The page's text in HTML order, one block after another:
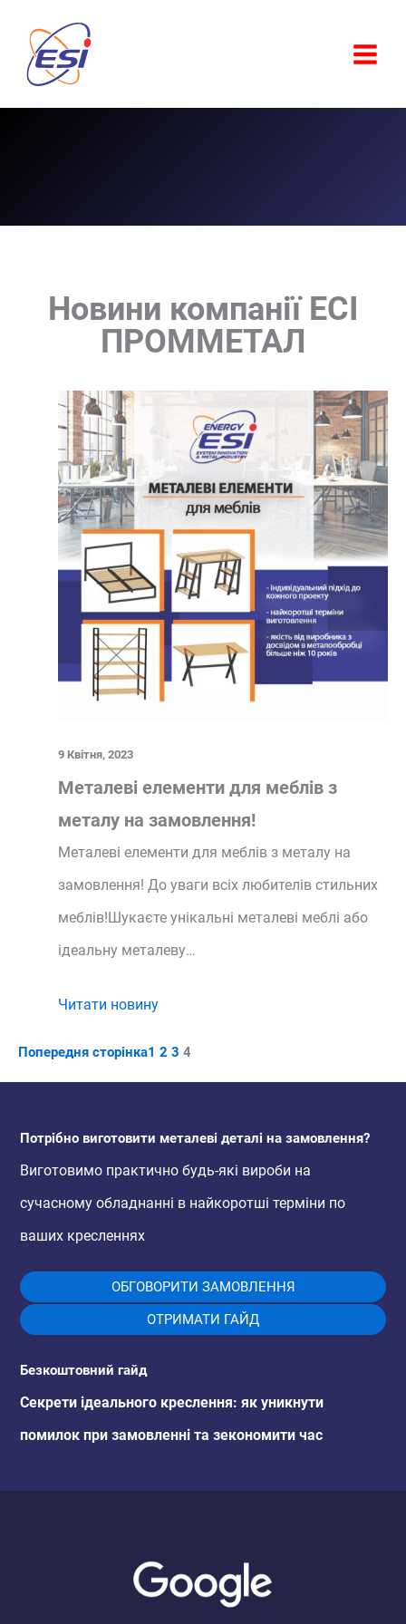
вмісту
Новини компанії ЕСІ
ПРОММЕТАЛ
9 Квітня, 2023
Металеві елементи для меблів з
металу на замовлення!
Металеві елементи для меблів з металу на
замовлення! До уваги всіх любителів стильних
меблів!Шукаєте унікальні металеві меблі або
ідеальну металеву…
Читати новину
Попередня сторінка1 2 3 4
Потрібно виготовити металеві деталі на замовлення?
Виготовимо практично будь-які вироби на
сучасному обладнанні в найкоротші терміни по
ваших кресленнях
ОБГОВОРИТИ ЗАМОВЛЕННЯ
ОТРИМАТИ ГАЙД
Безкоштовний гайд
Секрети ідеального креслення: як уникнути
помилок при замовленні та зекономити час